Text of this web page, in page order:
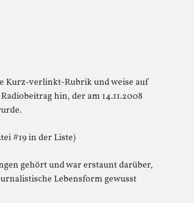
Kurz-verlinkt-Rubrik und weise auf
hin, der am 14.11.2008
#19 in der Liste)
gehört und war erstaunt darüber,
Lebensform gewusst